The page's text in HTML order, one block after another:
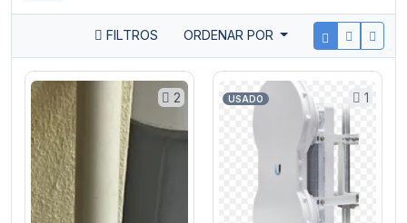
FILTROS ORDENAR POR
2 1
USADO